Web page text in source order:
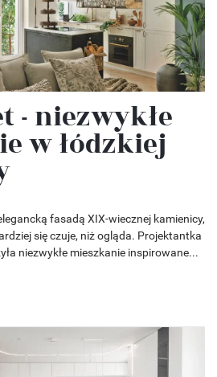
- niezwykłe
w łódzkiej
fasadą XIX-wiecznej kamienicy,
się czuje, niż ogląda. Projektantka
niezwykłe mieszkanie inspirowane...